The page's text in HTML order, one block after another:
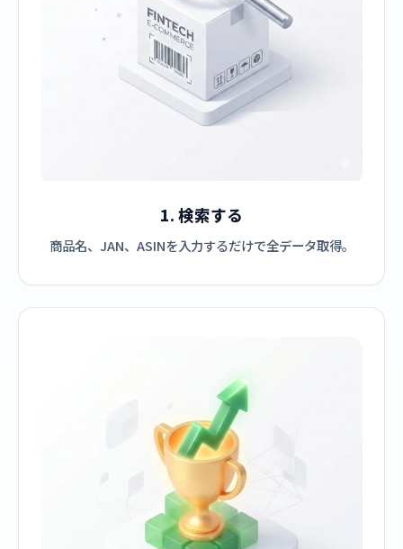
1. 検索する
商品名、JAN、ASINを入力するだけで全データ取得。